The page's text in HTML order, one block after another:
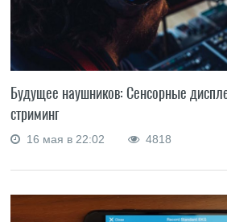
Будущее наушников: Сенсорные
стриминг
16 мая в 22:02 4818